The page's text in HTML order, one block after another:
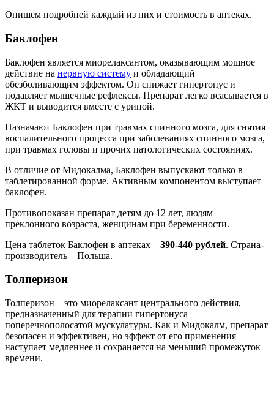
Опишем подробней каждый из них и стоимость в аптеках.
Баклофен
Баклофен является миорелаксантом, оказывающим мощное
действие на нервную систему и обладающий
обезболивающим эффектом. Он снижает гипертонус и
подавляет мышечные рефлексы. Препарат легко всасывается в
ЖКТ и выводится вместе с уриной.
Назначают Баклофен при травмах спинного мозга, для снятия
воспалительного процесса при заболеваниях спинного мозга,
при травмах головы и прочих патологических состояниях.
В отличие от Мидокалма, Баклофен выпускают только в
таблетированной форме. Активным компонентом выступает
баклофен.
Противопоказан препарат детям до 12 лет, людям
преклонного возраста, женщинам при беременности.
Цена таблеток Баклофен в аптеках – 390-440 рублей. Страна-
производитель – Польша.
Толперизон
Толперизон – это миорелаксант центрального действия,
предназначенный для терапии гипертонуса
поперечнополосатой мускулатуры. Как и Мидокалм, препарат
безопасен и эффективен, но эффект от его применения
наступает медленнее и сохраняется на меньший промежуток
времени.